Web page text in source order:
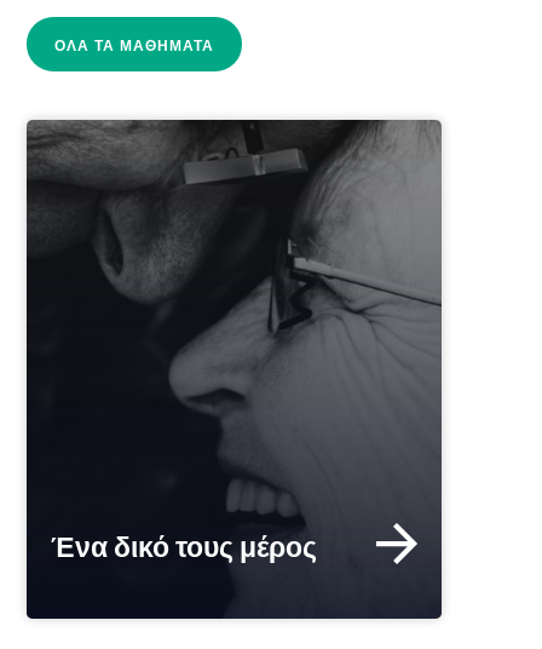
ΌΛΑ ΤΑ ΜΑΘΉΜΑΤΑ
Ένα δικό τους μέρος